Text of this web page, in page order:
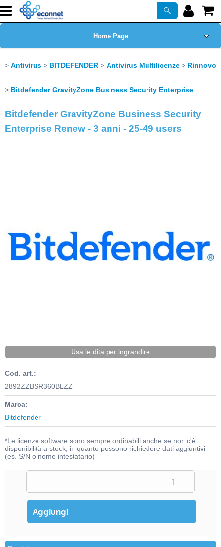
Home Page
Prodotti
Corsi
Antivirus BITDEFENDER Antivirus Multilicenze Rinnovo
Bitdefender GravityZone Business Security Enterprise
Bitdefender GravityZone Business Security
Enterprise Renew - 3 anni - 25-49 users
Usa le dita per ingrandire
Cod. art.:
2892ZZBSR360BLZZ
Marca:
Bitdefender
*Le licenze software sono sempre ordinabili anche se non c'è
disponibilità a stock, in quanto possono richiedere dati aggiuntivi
(es. S/N o nome intestatario)